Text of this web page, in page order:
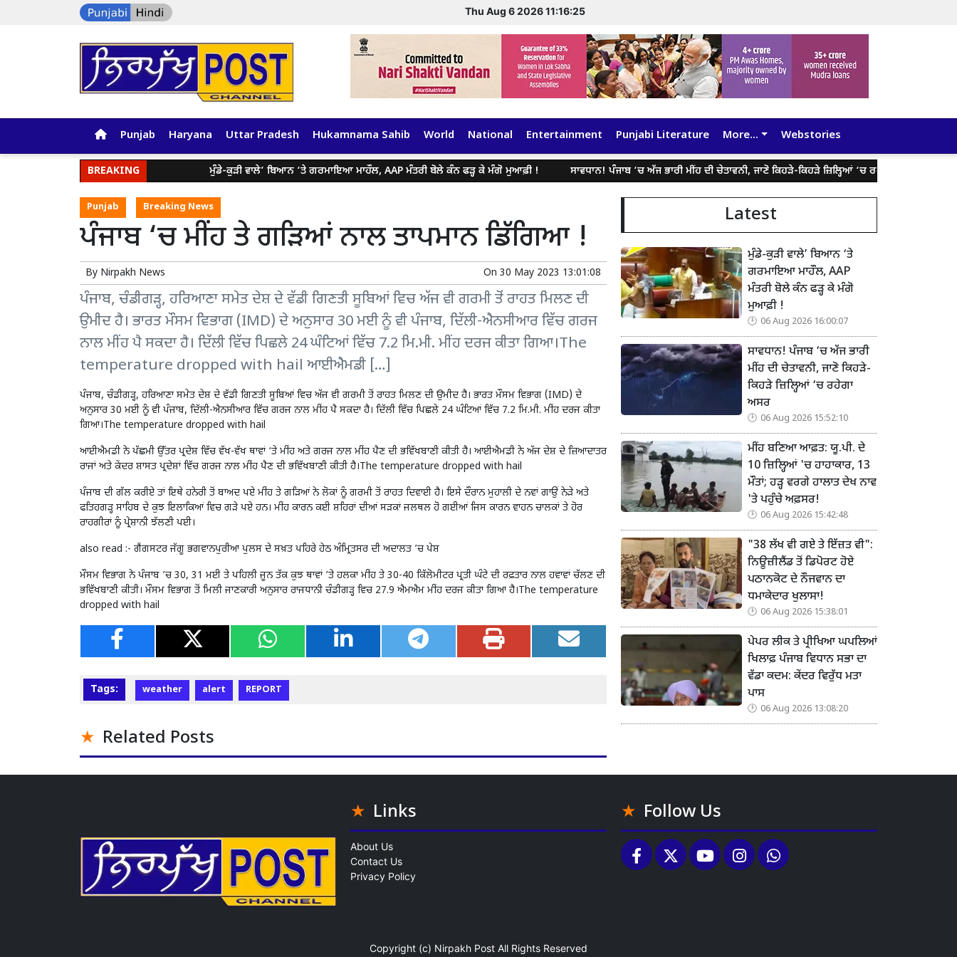
Thu Aug 6 2026 11:16:26
Punjab Haryana Uttar Pradesh Hukamnama Sahib World National Entertainment Punjabi Literature More... Webstories
BREAKING ਮੁੰਡੇ-ਕੁੜੀ ਵਾਲੇ’ ਬਿਆਨ ‘ਤੇ ਗਰਮਾਇਆ ਮਾਹੌਲ, AAP ਮੰਤਰੀ ਬੋਲੇ ਕੰਨ ਫੜ੍ਹ ਕੇ ਮੰਗੋ ਮੁਆਫ਼ੀ ! ਸਾਵਧਾਨ! ਪੰਜਾਬ ‘ਚ ਅੱਜ ਭਾਰੀ ਮੀਂਹ ਦੀ ਚੇਤਾਵਨੀ, ਜਾਣੋ ਕਿਹੜੇ-ਕਿਹੜੇ ਜ਼ਿਲ੍ਹਿਆਂ ‘ਚ ਰਹੇਗਾ ਅਸਰ
Punjab Breaking News
ਪੰਜਾਬ ‘ਚ ਮੀਂਹ ਤੇ ਗੜਿਆਂ ਨਾਲ ਤਾਪਮਾਨ ਡਿੱਗਿਆ !
By Nirpakh News On 30 May 2023 13:01:08
ਪੰਜਾਬ, ਚੰਡੀਗੜ੍ਹ, ਹਰਿਆਣਾ ਸਮੇਤ ਦੇਸ਼ ਦੇ ਵੱਡੀ ਗਿਣਤੀ ਸੂਬਿਆਂ ਵਿਚ ਅੱਜ ਵੀ ਗਰਮੀ ਤੋਂ ਰਾਹਤ ਮਿਲਣ ਦੀ
ਉਮੀਦ ਹੈ। ਭਾਰਤ ਮੌਸਮ ਵਿਭਾਗ (IMD) ਦੇ ਅਨੁਸਾਰ 30 ਮਈ ਨੂੰ ਵੀ ਪੰਜਾਬ, ਦਿੱਲੀ-ਐਨਸੀਆਰ ਵਿੱਚ ਗਰਜ
ਨਾਲ ਮੀਂਹ ਪੈ ਸਕਦਾ ਹੈ। ਦਿੱਲੀ ਵਿੱਚ ਪਿਛਲੇ 24 ਘੰਟਿਆਂ ਵਿੱਚ 7.2 ਮਿ.ਮੀ. ਮੀਂਹ ਦਰਜ ਕੀਤਾ ਗਿਆ।The
temperature dropped with hail ਆਈਐਮਡੀ […]
ਪੰਜਾਬ, ਚੰਡੀਗੜ੍ਹ, ਹਰਿਆਣਾ ਸਮੇਤ ਦੇਸ਼ ਦੇ ਵੱਡੀ ਗਿਣਤੀ ਸੂਬਿਆਂ ਵਿਚ ਅੱਜ ਵੀ ਗਰਮੀ ਤੋਂ ਰਾਹਤ ਮਿਲਣ ਦੀ ਉਮੀਦ ਹੈ। ਭਾਰਤ ਮੌਸਮ ਵਿਭਾਗ (IMD) ਦੇ
ਅਨੁਸਾਰ 30 ਮਈ ਨੂੰ ਵੀ ਪੰਜਾਬ, ਦਿੱਲੀ-ਐਨਸੀਆਰ ਵਿੱਚ ਗਰਜ ਨਾਲ ਮੀਂਹ ਪੈ ਸਕਦਾ ਹੈ। ਦਿੱਲੀ ਵਿੱਚ ਪਿਛਲੇ 24 ਘੰਟਿਆਂ ਵਿੱਚ 7.2 ਮਿ.ਮੀ. ਮੀਂਹ ਦਰਜ ਕੀਤਾ
ਗਿਆ।The temperature dropped with hail
ਆਈਐਮਡੀ ਨੇ ਪੱਛਮੀ ਉੱਤਰ ਪ੍ਰਦੇਸ਼ ਵਿੱਚ ਵੱਖ-ਵੱਖ ਥਾਵਾਂ ‘ਤੇ ਮੀਂਹ ਅਤੇ ਗਰਜ ਨਾਲ ਮੀਂਹ ਪੈਣ ਦੀ ਭਵਿੱਖਬਾਣੀ ਕੀਤੀ ਹੈ। ਆਈਐਮਡੀ ਨੇ ਅੱਜ ਦੇਸ਼ ਦੇ ਜ਼ਿਆਦਾਤਰ
ਰਾਜਾਂ ਅਤੇ ਕੇਂਦਰ ਸ਼ਾਸਤ ਪ੍ਰਦੇਸ਼ਾਂ ਵਿੱਚ ਗਰਜ ਨਾਲ ਮੀਂਹ ਪੈਣ ਦੀ ਭਵਿੱਖਬਾਣੀ ਕੀਤੀ ਹੈ।The temperature dropped with hail
ਪੰਜਾਬ ਦੀ ਗੱਲ ਕਰੀਏ ਤਾਂ ਇਥੇ ਹਨੇਰੀ ਤੋਂ ਬਾਅਦ ਪਏ ਮੀਂਹ ਤੇ ਗੜਿਆਂ ਨੇ ਲੋਕਾਂ ਨੂੰ ਗਰਮੀ ਤੋਂ ਰਾਹਤ ਦਿਵਾਈ ਹੈ। ਇਸੇ ਦੌਰਾਨ ਮੁਹਾਲੀ ਦੇ ਨਵਾਂ ਗਾਉਂ ਨੇੜੇ ਅਤੇ
ਫਤਿਹਗੜ੍ਹ ਸਾਹਿਬ ਦੇ ਕੁਝ ਇਲਾਕਿਆਂ ਵਿਚ ਗੜੇ ਪਏ ਹਨ। ਮੀਂਹ ਕਾਰਨ ਕਈ ਸ਼ਹਿਰਾਂ ਦੀਆਂ ਸੜਕਾਂ ਜਲਥਲ ਹੋ ਗਈਆਂ ਜਿਸ ਕਾਰਨ ਵਾਹਨ ਚਾਲਕਾਂ ਤੇ ਹੋਰ
ਰਾਹਗੀਰਾਂ ਨੂੰ ਪ੍ਰੇਸ਼ਾਨੀ ਝੱਲਣੀ ਪਈ।
also read :- ਗੈਂਗਸਟਰ ਜੱਗੂ ਭਗਵਾਨਪੁਰੀਆ ਪੁਲਸ ਦੇ ਸਖ਼ਤ ਪਹਿਰੇ ਹੇਠ ਅੰਮ੍ਰਿਤਸਰ ਦੀ ਅਦਾਲਤ ’ਚ ਪੇਸ਼
ਮੌਸਮ ਵਿਭਾਗ ਨੇ ਪੰਜਾਬ ’ਚ 30, 31 ਮਈ ਤੇ ਪਹਿਲੀ ਜੂਨ ਤੱਕ ਕੁਝ ਥਾਵਾਂ ’ਤੇ ਹਲਕਾ ਮੀਂਹ ਤੇ 30-40 ਕਿੱਲੋਮੀਟਰ ਪ੍ਰਤੀ ਘੰਟੇ ਦੀ ਰਫ਼ਤਾਰ ਨਾਲ ਹਵਾਵਾਂ ਚੱਲਣ ਦੀ
ਭਵਿੱਖਬਾਣੀ ਕੀਤੀ। ਮੌਸਮ ਵਿਭਾਗ ਤੋਂ ਮਿਲੀ ਜਾਣਕਾਰੀ ਅਨੁਸਾਰ ਰਾਜਧਾਨੀ ਚੰਡੀਗੜ੍ਹ ਵਿਚ 27.9 ਐਮਐਮ ਮੀਂਹ ਦਰਜ ਕੀਤਾ ਗਿਆ ਹੈ।The temperature
dropped with hail
Tags: weather alert REPORT
Related Posts
Latest
ਮੁੰਡੇ-ਕੁੜੀ ਵਾਲੇ’ ਬਿਆਨ ‘ਤੇ
ਗਰਮਾਇਆ ਮਾਹੌਲ, AAP
ਮੰਤਰੀ ਬੋਲੇ ਕੰਨ ਫੜ੍ਹ ਕੇ ਮੰਗੋ
ਮੁਆਫ਼ੀ !
06 Aug 2026 16:00:07
ਸਾਵਧਾਨ! ਪੰਜਾਬ ‘ਚ ਅੱਜ ਭਾਰੀ
ਮੀਂਹ ਦੀ ਚੇਤਾਵਨੀ, ਜਾਣੋ ਕਿਹੜੇ-
ਕਿਹੜੇ ਜ਼ਿਲ੍ਹਿਆਂ ‘ਚ ਰਹੇਗਾ
ਅਸਰ
06 Aug 2026 15:52:10
ਮੀਂਹ ਬਣਿਆ ਆਫ਼ਤ: ਯੂ.ਪੀ. ਦੇ
10 ਜ਼ਿਲ੍ਹਿਆਂ 'ਚ ਹਾਹਾਕਾਰ, 13
ਮੌਤਾਂ; ਹੜ੍ਹ ਵਰਗੇ ਹਾਲਾਤ ਦੇਖ ਨਾਵ
'ਤੇ ਪਹੁੰਚੇ ਅਫ਼ਸਰ!
06 Aug 2026 15:42:48
"38 ਲੱਖ ਵੀ ਗਏ ਤੇ ਇੱਜ਼ਤ ਵੀ":
ਨਿਊਜ਼ੀਲੈਂਡ ਤੋਂ ਡਿਪੋਰਟ ਹੋਏ
ਪਠਾਨਕੋਟ ਦੇ ਨੌਜਵਾਨ ਦਾ
ਧਮਾਕੇਦਾਰ ਖੁਲਾਸਾ!
06 Aug 2026 15:38:01
ਪੇਪਰ ਲੀਕ ਤੇ ਪ੍ਰੀਖਿਆ ਘਪਲਿਆਂ
ਖਿਲਾਫ਼ ਪੰਜਾਬ ਵਿਧਾਨ ਸਭਾ ਦਾ
ਵੱਡਾ ਕਦਮ: ਕੇਂਦਰ ਵਿਰੁੱਧ ਮਤਾ
ਪਾਸ
06 Aug 2026 13:08:20
Links
About Us
Contact Us
Privacy Policy
Follow Us
Copyright (c) Nirpakh Post All Rights Reserved